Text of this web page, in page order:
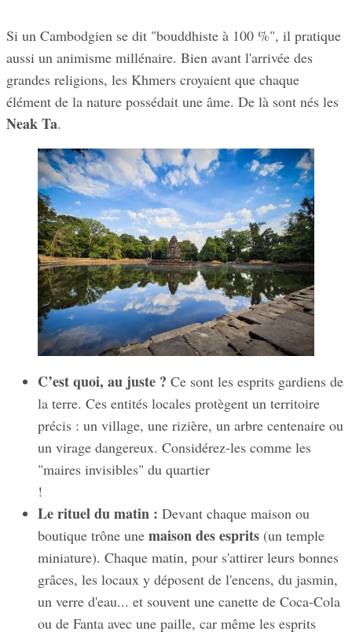
Si un Cambodgien se dit "bouddhiste à 100 %", il pratique
aussi un animisme millénaire. Bien avant l'arrivée des
grandes religions, les Khmers croyaient que chaque
élément de la nature possédait une âme. De là sont nés les
Neak Ta.
C’est quoi, au juste ? Ce sont les esprits gardiens de
la terre. Ces entités locales protègent un territoire
précis : un village, une rizière, un arbre centenaire ou
un virage dangereux. Considérez-les comme les
"maires invisibles" du quartier
!
Le rituel du matin : Devant chaque maison ou
boutique trône une maison des esprits (un temple
miniature). Chaque matin, pour s'attirer leurs bonnes
grâces, les locaux y déposent de l'encens, du jasmin,
un verre d'eau... et souvent une canette de Coca-Cola
ou de Fanta avec une paille, car même les esprits